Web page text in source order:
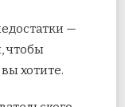
—
чтобы
хотите.